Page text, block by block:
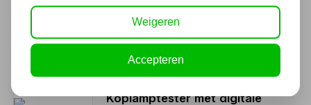
19,97
16,50 excl. BTW
Koplamptester met digitale
Weigeren
Accepteren